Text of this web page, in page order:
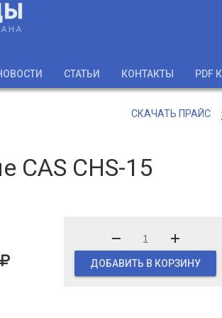
СТАТЬИ КОНТАКТЫ PDF
СКАЧАТЬ ПРАЙС
CAS CHS-15
ДОБАВИТЬ В КОРЗИНУ